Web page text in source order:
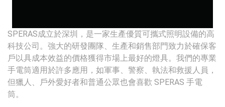
SPERAS成立於深圳，是一家生產優質可攜式照明設備的高
科技公司。強大的研發團隊、生產和銷售部門致力於確保客
戶以具成本效益的價格獲得市場上最好的燈具。我們的專業
手電筒適用於許多應用，如軍事、警察、執法和救援人員，
但獵人、戶外愛好者和普通公眾也會喜歡 SPERAS 手電
筒。